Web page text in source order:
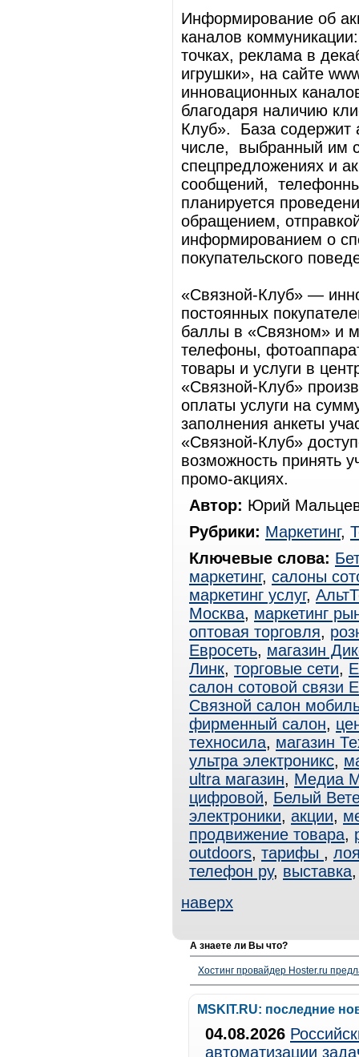
Информирование об
каналов
точках, реклама в
игрушки», на сайте
инновационных
благодаря наличию
Клуб». База содержит
числе, выбранный им
спецпредложениях и
сообщений,
планируется
обращением,
информированием о
покупательского
«Связной-Клуб» —
постоянных
баллы в «Связном» и
телефоны,
товары и услуги в
«Связной-Клуб»
оплаты услуги на
заполнения анкеты
«Связной-Клуб»
возможность принять
промо-акциях.
Автор: Юрий
Рубрики: Маркетинг,
Ключевые слова:
маркетинг, салоны
маркетинг услуг,
Москва, маркетинг
оптовая торговля,
Евросеть, магазин
Линк, торговые сети,
салон сотовой связи
Связной салон
фирменный салон,
техносила, магазин
ультра электроникс,
ultra магазин, Медиа
цифровой, Белый
электроники, акции,
продвижение товара,
outdoors, тарифы ,
телефон ру, выставка
наверх
А знаете ли Вы что?
Хостинг провайдер Hoster.ru
MSKIT.RU: последние
04.08.2026
автоматизации